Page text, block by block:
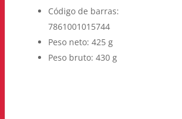
Código de barras:
7861001015744
Peso neto: 425 g
Peso bruto: 430 g